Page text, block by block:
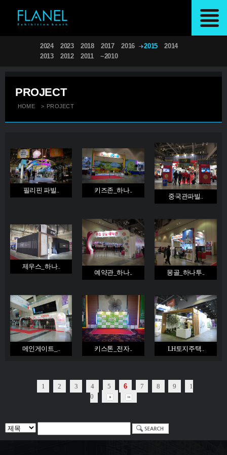
2024 2023 2018 2017 2016 2015
2014
2013
2012 2011 ~2010
PROJECT
HOME > PROJECT
필리핀 파빌..
키즈존_하나..
중국관파빌..
제우스_하나..
예약관_하나..
몽골_하나투..
메인게이트_.. 키스톤_전자.. LH토지주택..
1 2 3 4 5 6 7 8 9
1
0